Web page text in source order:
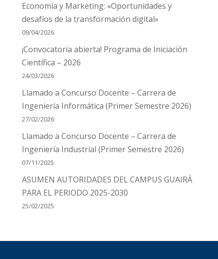
Economía y Marketing: «Oportunidades y
desafíos de la transformación digital»
09/04/2026
¡Convocatoria abierta! Programa de Iniciación
Científica – 2026
24/03/2026
Llamado a Concurso Docente – Carrera de
Ingeniería Informática (Primer Semestre 2026)
27/02/2026
Llamado a Concurso Docente – Carrera de
Ingeniería Industrial (Primer Semestre 2026)
07/11/2025
ASUMEN AUTORIDADES DEL CAMPUS GUAIRÁ
PARA EL PERIODO 2025-2030
25/02/2025